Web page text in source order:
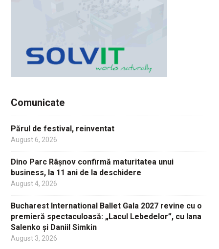
Comunicate
Părul de festival, reinventat
August 6, 2026
Dino Parc Râșnov confirmă maturitatea unui
business, la 11 ani de la deschidere
August 4, 2026
Bucharest International Ballet Gala 2027 revine cu o
premieră spectaculoasă: „Lacul Lebedelor”, cu Iana
Salenko și Daniil Simkin
August 3, 2026